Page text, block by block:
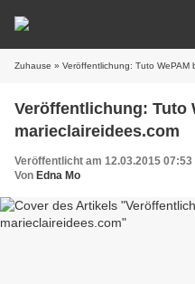
Zuhause » Veröffentlichung: Tuto WePAM
Veröffentlichung: Tuto
marieclaireidees.com
Veröffentlicht am 12.03.2015 07:53
Von Edna Mo